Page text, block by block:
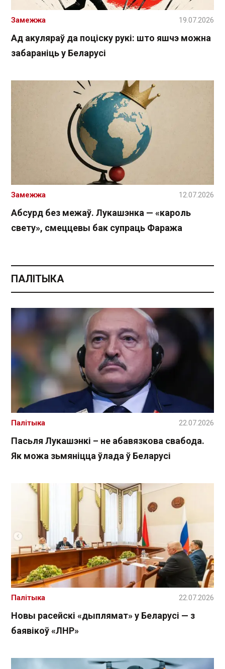
Ад акуляраў да поціску рукі: што яшчэ можна
забараніць у Беларусі
Замежжа 19.07.2026
Абсурд без межаў. Лукашэнка — «кароль
свету», смеццевы бак супраць Фаража
Замежжа 12.07.2026
ПАЛІТЫКА
Пасьля Лукашэнкі – не абавязкова свабода.
Як можа зьмяніцца ўлада ў Беларусі
Палітыка 22.07.2026
Новы расейскі «дыплямат» у Беларусі — з
баявікоў «ЛНР»
Палітыка 22.07.2026